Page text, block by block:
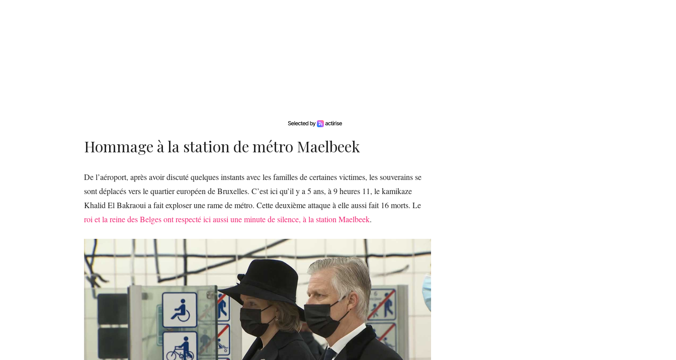
Hommage à la station de métro Maelbeek
De l’aéroport, après avoir discuté quelques instants avec les familles de certaines victimes, les souverains se
sont déplacés vers le quartier européen de Bruxelles. C’est ici qu’il y a 5 ans, à 9 heures 11, le kamikaze
Khalid El Bakraoui a fait exploser une rame de métro. Cette deuxième attaque à elle aussi fait 16 morts. Le
roi et la reine des Belges ont respecté ici aussi une minute de silence, à la station Maelbeek.